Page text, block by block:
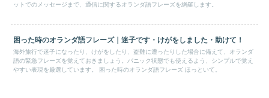
ットでのメッセージまで、通信に関するオランダ語フレーズを網羅します。
困った時のオランダ語フレーズ｜迷子です・けがをしました・助けて！
海外旅行で迷子になったり、けがをしたり、盗難に遭ったりした場合に備えて、オランダ
語の緊急フレーズを覚えておきましょう。パニック状態でも使えるよう、シンプルで覚え
やすい表現を厳選しています。 困った時のオランダ語フレーズ ほっといて。